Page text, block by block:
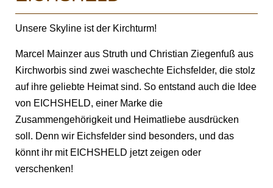
Unsere Skyline ist der Kirchturm!
Marcel Mainzer aus Struth und Christian Ziegenfuß aus
Kirchworbis sind zwei waschechte Eichsfelder, die stolz
auf ihre geliebte Heimat sind. So entstand auch die Idee
von EICHSHELD, einer Marke die
Zusammengehörigkeit und Heimatliebe ausdrücken
soll. Denn wir Eichsfelder sind besonders, und das
könnt ihr mit EICHSHELD jetzt zeigen oder
verschenken!